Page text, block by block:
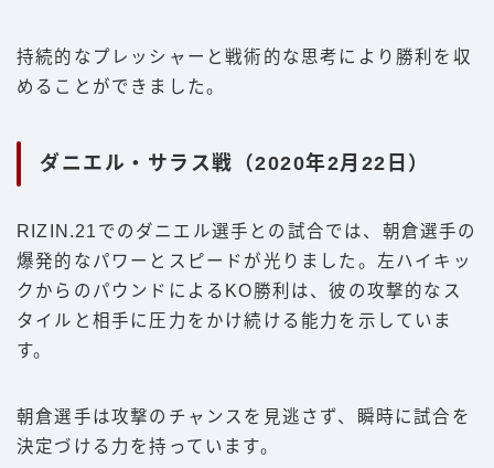
持続的なプレッシャーと戦術的な思考により勝利を収
めることができました。
ダニエル・サラス戦（2020年2月22日）
RIZIN.21でのダニエル選手との試合では、朝倉選手の
爆発的なパワーとスピードが光りました。左ハイキッ
クからのパウンドによるKO勝利は、彼の攻撃的なス
タイルと相手に圧力をかけ続ける能力を示していま
す。
朝倉選手は攻撃のチャンスを見逃さず、瞬時に試合を
決定づける力を持っています。